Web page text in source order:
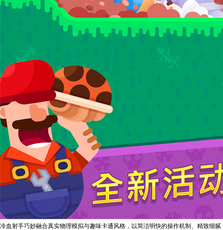
冷血射手巧妙融合真实物理模拟与趣味卡通风格，以简洁明快的操作机制、精致细腻